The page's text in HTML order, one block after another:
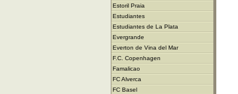
Estoril Praia
Estudiantes
Estudiantes de La Plata
Evergrande
Everton de Vina del Mar
F.C. Copenhagen
Famalicao
FC Alverca
FC Basel